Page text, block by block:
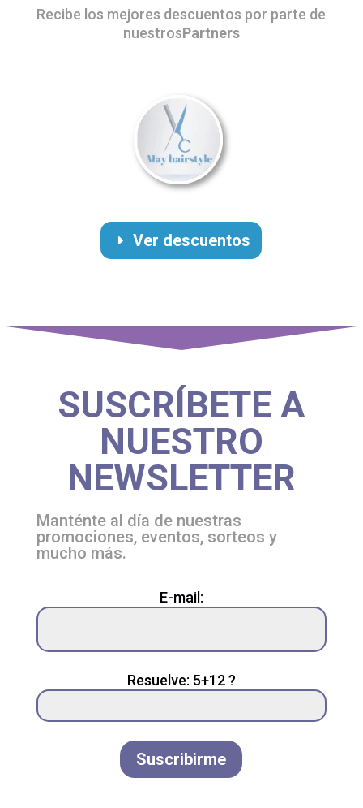
Recibe los mejores descuentos por parte de
nuestrosPartners
Ver descuentos
SUSCRÍBETE A
NUESTRO
NEWSLETTER
Manténte al día de nuestras
promociones, eventos, sorteos y
mucho más.
leave
this
field
E-mail:
Resuelve: 5+12 ?
Suscribirme